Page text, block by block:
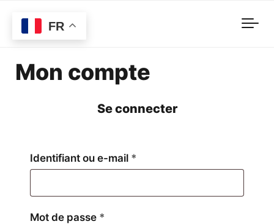
Mon compte
Se connecter
Identifiant ou e-mail *
Mot de passe *
FR